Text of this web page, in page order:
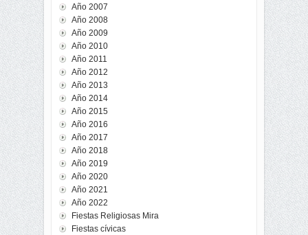
Año 2007
Año 2008
Año 2009
Año 2010
Año 2011
Año 2012
Año 2013
Año 2014
Año 2015
Año 2016
Año 2017
Año 2018
Año 2019
Año 2020
Año 2021
Año 2022
Fiestas Religiosas Mira
Fiestas cívicas